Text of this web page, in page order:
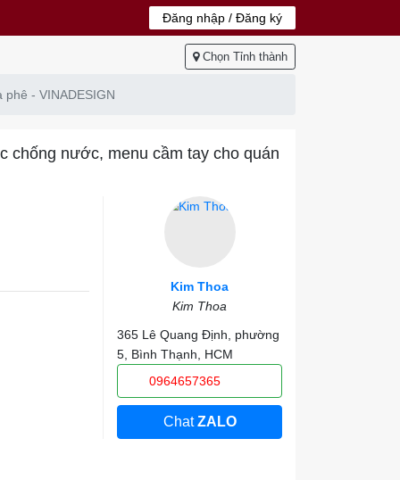
Đăng nhập / Đăng ký
Chọn Tỉnh thành
- VINADESIGN
chống nước, menu cầm tay cho quán
Kim Thoa
Kim Thoa
365 Lê Quang Định, phường
5, Bình Thạnh, HCM
0964657365
ChatZALO